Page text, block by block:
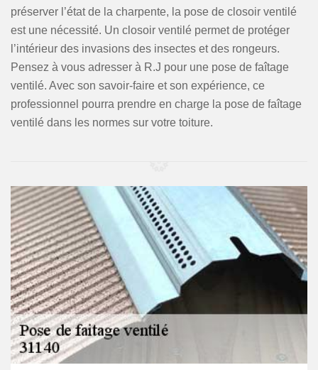
préserver l’état de la charpente, la pose de closoir ventilé
est une nécessité. Un closoir ventilé permet de protéger
l’intérieur des invasions des insectes et des rongeurs.
Pensez à vous adresser à R.J pour une pose de faîtage
ventilé. Avec son savoir-faire et son expérience, ce
professionnel pourra prendre en charge la pose de faîtage
ventilé dans les normes sur votre toiture.